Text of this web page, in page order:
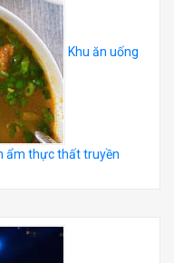
Khu ăn uống
ẩm thực thất truyền